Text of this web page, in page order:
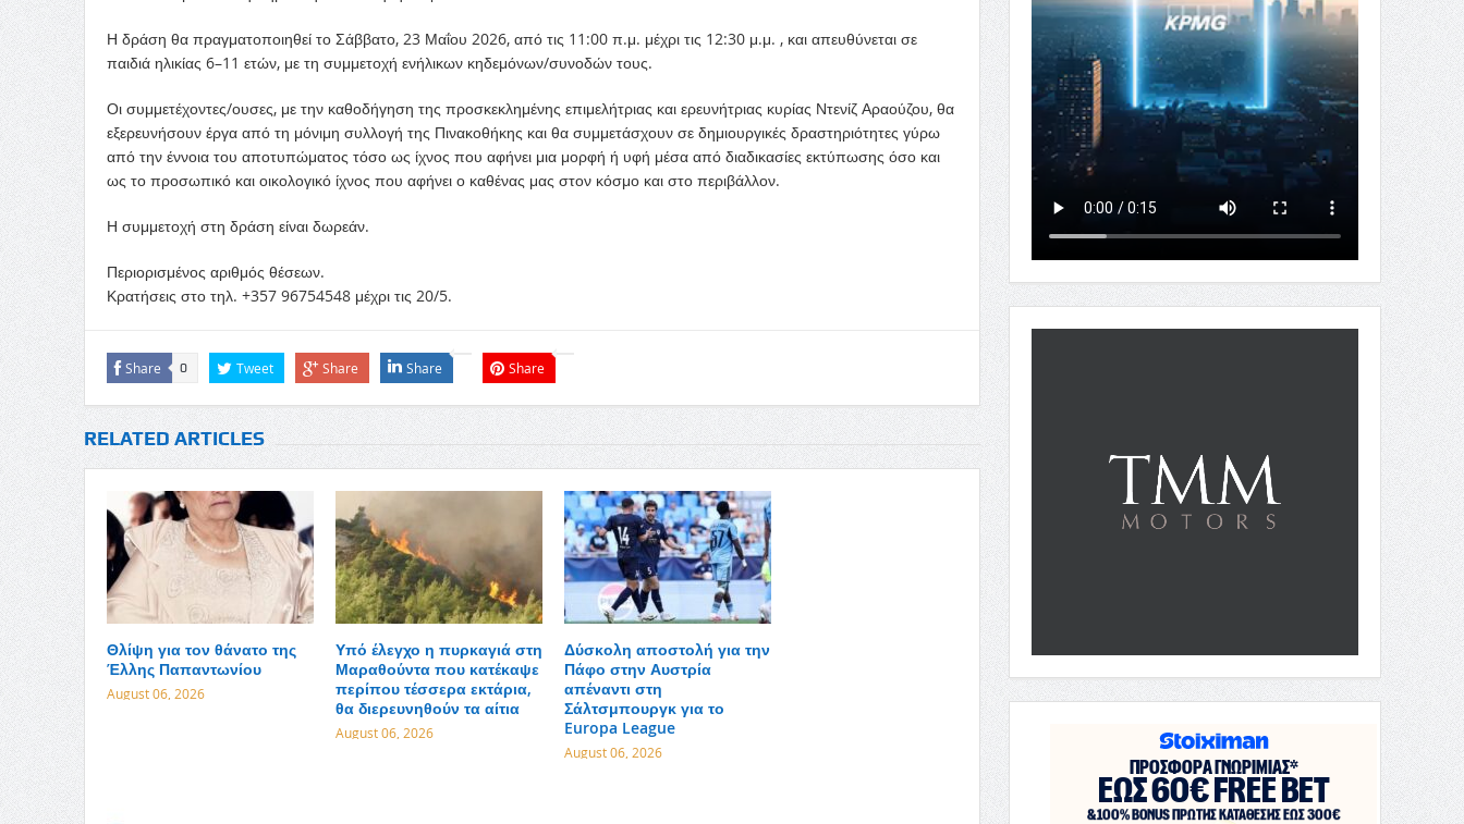
Η δράση θα πραγματοποιηθεί το Σάββατο, 23 Μαΐου 2026, από τις 11:00 π.μ. μέχρι τις 12:30 μ.μ. , και απευθύνεται σε
παιδιά ηλικίας 6–11 ετών, με τη συμμετοχή ενήλικων κηδεμόνων/συνοδών τους.
Οι συμμετέχοντες/ουσες, με την καθοδήγηση της προσκεκλημένης επιμελήτριας και ερευνήτριας κυρίας Ντενίζ Αραούζου, θα
εξερευνήσουν έργα από τη μόνιμη συλλογή της Πινακοθήκης και θα συμμετάσχουν σε δημιουργικές δραστηριότητες γύρω
από την έννοια του αποτυπώματος τόσο ως ίχνος που αφήνει μια μορφή ή υφή μέσα από διαδικασίες εκτύπωσης όσο και
ως το προσωπικό και οικολογικό ίχνος που αφήνει ο καθένας μας στον κόσμο και στο περιβάλλον.
Η συμμετοχή στη δράση είναι δωρεάν.
Περιορισμένος αριθμός θέσεων.
Κρατήσεις στο τηλ. +357 96754548 μέχρι τις 20/5.
Share 0 Tweet Share Share Share
RELATED ARTICLES
Θλίψη για τον θάνατο της
Έλλης Παπαντωνίου
August 06, 2026
Υπό έλεγχο η πυρκαγιά στη
Μαραθούντα που κατέκαψε
περίπου τέσσερα εκτάρια,
θα διερευνηθούν τα αίτια
August 06, 2026
Δύσκολη αποστολή για την
Πάφο στην Αυστρία
απέναντι στη
Σάλτσμπουργκ για το
Europa League
August 06, 2026